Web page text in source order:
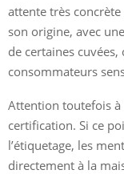
attente très
son origine, avec
de certaines
consommateurs
Attention toutefois à
certification. Si ce
l’étiquetage, les
directement à la